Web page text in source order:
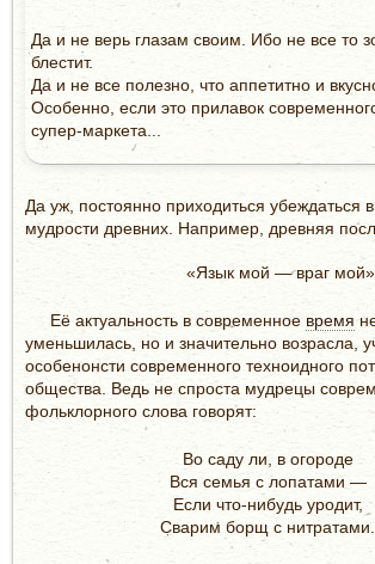
Да и не верь глазам своим. Ибо не все то
блестит.
Да и не все полезно, что аппетитно и
Особенно, если это прилавок
супер-маркета...
Да уж, постоянно приходиться убеждаться
мудрости древних. Например, древняя
«Язык мой — враг мой»
Её актуальность в современное время
уменьшилась, но и значительно возрасла,
особенонсти современного техноидного
общества. Ведь не спроста мудрецы
фольклорного слова говорят:
Во саду ли, в огороде
Вся семья с лопатами —
Если что-нибудь уродит,
Сварим борщ с нитратами.